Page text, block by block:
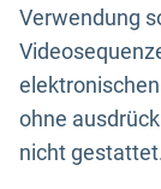
Verwendung
ohne
nicht gestattet.